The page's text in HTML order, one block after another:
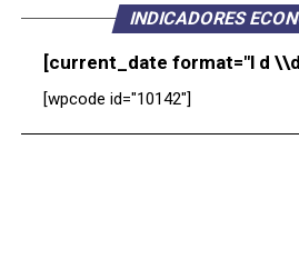
INDICADORES
[current_date format="l d
[wpcode id="10142"]